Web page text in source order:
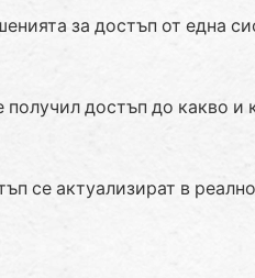
за достъп от една
достъп до какво и
се актуализират в